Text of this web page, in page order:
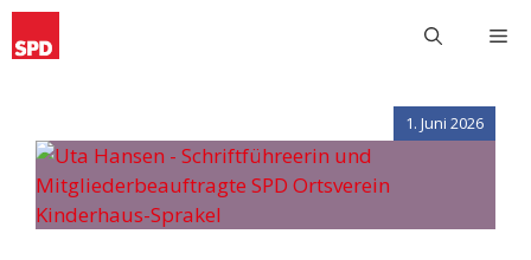
Zum
Inhalt
1. Juni 2026